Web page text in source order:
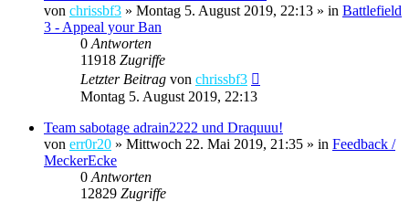
von chrissbf3 » Montag 5. August 2019, 22:13 » in Battlefield
3 - Appeal your Ban
0 Antworten
11918 Zugriffe
Letzter Beitrag von chrissbf3
Montag 5. August 2019, 22:13
Team sabotage adrain2222 und Draquuu!
von err0r20 » Mittwoch 22. Mai 2019, 21:35 » in Feedback /
MeckerEcke
0 Antworten
12829 Zugriffe